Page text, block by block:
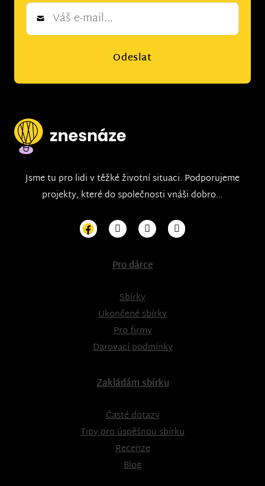
Newsletter
Odeslat
Jsme tu pro lidi v těžké životní situaci. Podporujeme
projekty, které do společnosti vnáši dobro...
Pro dárce
Sbírky
Ukončené sbírky
Pro firmy
Darovací podmínky
Zakládám sbírku
Časté dotazy
Tipy pro úspěšnou sbírku
Recenze
Blog